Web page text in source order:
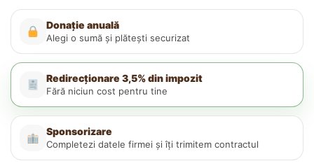
Donație anuală
Alegi o sumă și plătești securizat
Redirecționare 3,5% din impozit
Fără niciun cost pentru tine
Sponsorizare
Completezi datele firmei și îți trimitem contractul